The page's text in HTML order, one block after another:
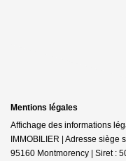
Mentions légales
Affichage des informations
IMMOBILIER | Adresse siège
95160 Montmorency | Siret :